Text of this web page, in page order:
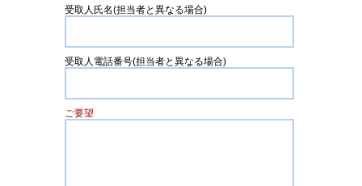
受取人氏名(担当者と異なる場合)
受取人電話番号(担当者と異なる場合)
ご要望